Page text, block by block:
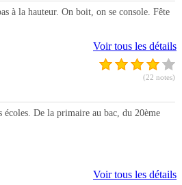
à la hauteur. On boit, on se console. Fête
Voir tous les détails
(22 notes)
De la primaire au bac, du 20ème
Voir tous les détails